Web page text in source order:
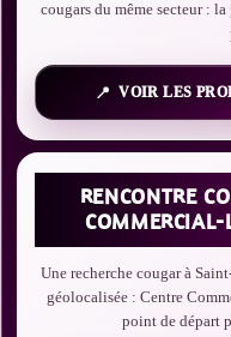
cougars du même secteur :
VOIR LES
RENCONTRE
COMMERCIAL-
Une recherche cougar à
géolocalisée : Centre
point de départ